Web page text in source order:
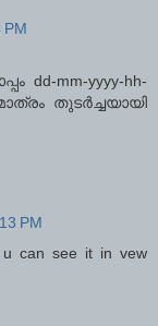
PM
dd-mm-yyyy-hh-
തുടര്‍ച്ചയായി
PM
u can see it in vew